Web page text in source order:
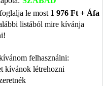
le most 1 976 Ft + Áfa
listából mire kívánja
felhasználni:
kívánok létrehozni